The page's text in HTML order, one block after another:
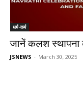
धर्म-कर्म
जानें कलश स्थापना
JSNEWS - March 30, 2025